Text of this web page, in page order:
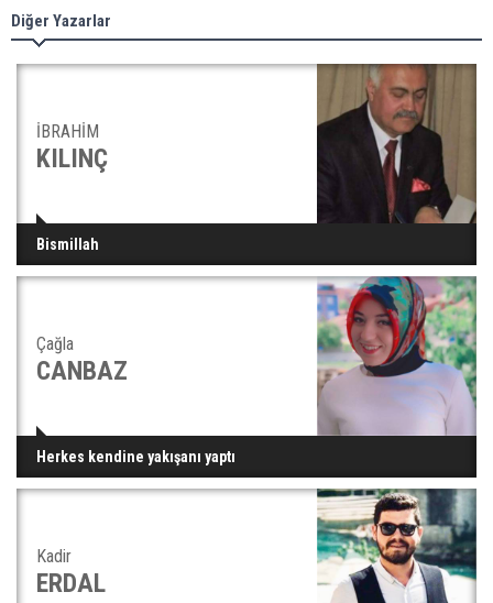
Diğer Yazarlar
İBRAHİM
KILINÇ
Bismillah
Çağla
CANBAZ
Herkes kendine yakışanı yaptı
Kadir
ERDAL